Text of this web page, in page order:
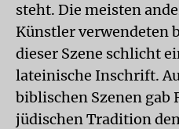
steht. Die meisten
Künstler verwendeten
dieser Szene schlicht
lateinische Inschrift.
biblischen Szenen gab
jüdischen Tradition